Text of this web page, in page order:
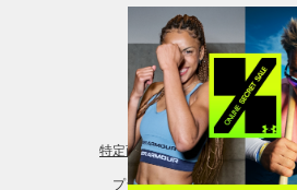
レギンス＆タイツ
特定商取引法に基づく通販の表記
プライバシーポリシー